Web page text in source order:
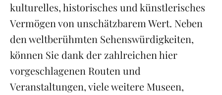
kulturelles, historisches und künstlerisches
Vermögen von unschätzbarem Wert. Neben
den weltberühmten Sehenswürdigkeiten,
können Sie dank der zahlreichen hier
vorgeschlagenen Routen und
Veranstaltungen, viele weitere Museen,